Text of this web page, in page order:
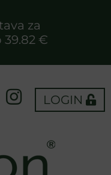
za
€
LOGIN